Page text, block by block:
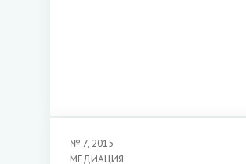
№ 7, 2015
МЕДИАЦИЯ